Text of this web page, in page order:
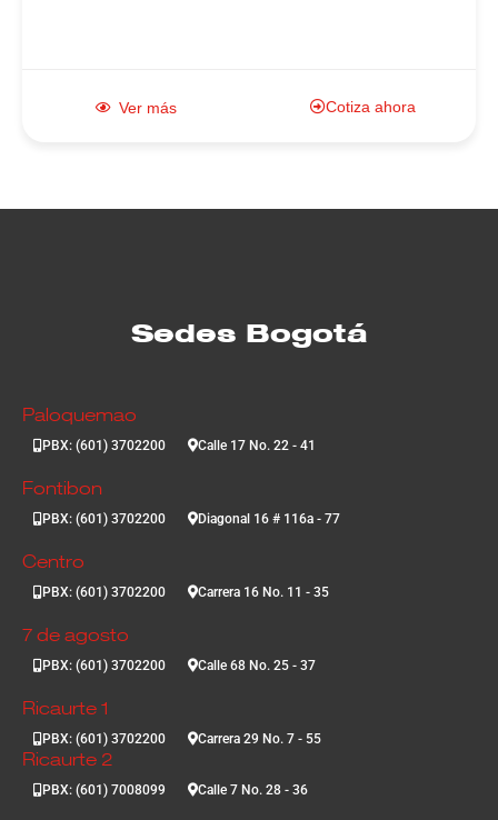
Ver más Cotiza ahora
Sedes Bogotá
Paloquemao
PBX: (601) 3702200 Calle 17 No. 22 - 41
Fontibon
PBX: (601) 3702200 Diagonal 16 # 116a - 77
Centro
PBX: (601) 3702200 Carrera 16 No. 11 - 35
7 de agosto
PBX: (601) 3702200 Calle 68 No. 25 - 37
Ricaurte 1
PBX: (601) 3702200 Carrera 29 No. 7 - 55
Ricaurte 2
PBX: (601) 7008099 Calle 7 No. 28 - 36